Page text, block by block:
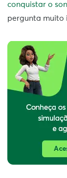
conquistar o
pergunta muito